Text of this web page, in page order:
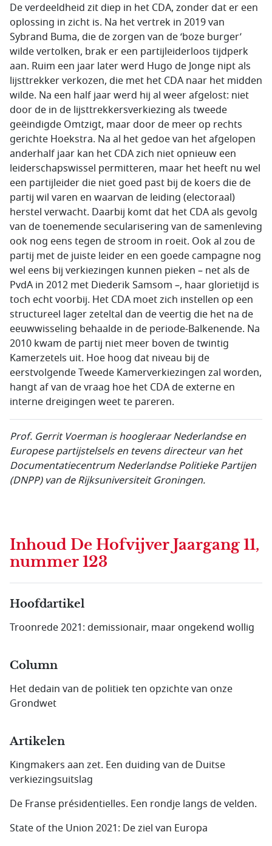
De verdeeldheid zit diep in het CDA, zonder dat er een
oplossing in zicht is. Na het vertrek in 2019 van
Sybrand Buma, die de zorgen van de ‘boze burger’
wilde vertolken, brak er een partijleiderloos tijdperk
aan. Ruim een jaar later werd Hugo de Jonge nipt als
lijsttrekker verkozen, die met het CDA naar het midden
wilde. Na een half jaar werd hij al weer afgelost: niet
door de in de lijsttrekkersverkiezing als tweede
geëindigde Omtzigt, maar door de meer op rechts
gerichte Hoekstra. Na al het gedoe van het afgelopen
anderhalf jaar kan het CDA zich niet opnieuw een
leiderschapswissel permitteren, maar het heeft nu wel
een partijleider die niet goed past bij de koers die de
partij wil varen en waarvan de leiding (electoraal)
herstel verwacht. Daar­bij komt dat het CDA als gevolg
van de toenemende secularisering van de samenleving
ook nog eens tegen de stroom in roeit. Ook al zou de
partij met de juiste leider en een goede campagne nog
wel eens bij verkiezingen kunnen pieken – net als de
PvdA in 2012 met Diederik Samsom –, haar glorietijd is
toch echt voorbij. Het CDA moet zich instellen op een
structureel lager zeteltal dan de veertig die het na de
eeuwwisseling behaalde in de periode-Balkenende. Na
2010 kwam de partij niet meer boven de twintig
Kamerzetels uit. Hoe hoog dat niveau bij de
eerstvolgende Tweede Kamerverkiezingen zal worden,
hangt af van de vraag hoe het CDA de externe en
interne dreigingen weet te pareren.
Prof. Gerrit Voerman ishoogleraar Nederlandse en
Europese partijstelsels en tevens directeur van het
Documentatiecentrum Nederlandse Politieke Partijen
(DNPP) van de Rijksuniversiteit Groningen.
Inhoud De Hofvijver Jaargang 11,
nummer 123
Hoofdartikel
Troonrede 2021: demissionair, maar ongekend wollig
Column
Het dedain van de politiek ten opzichte van onze
Grondwet
Artikelen
Kingmakers aan zet. Een duiding van de Duitse
verkiezingsuitslag
De Franse présidentielles. Een rondje langs de velden.
State of the Union 2021: De ziel van Europa